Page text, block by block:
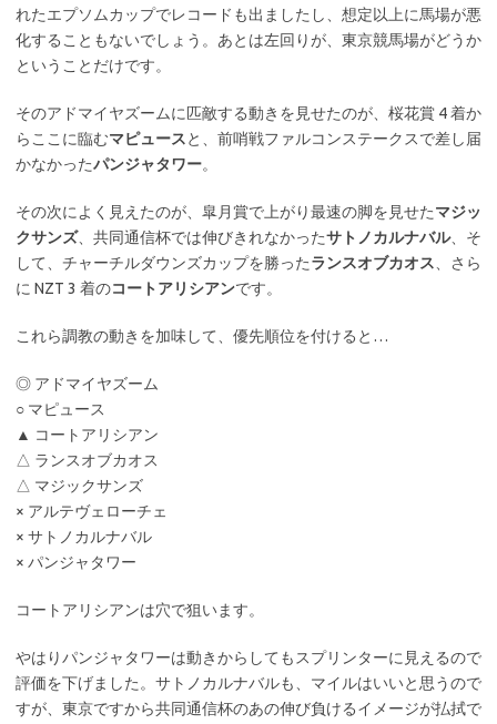
れたエプソムカップでレコードも出ましたし、想定以上に馬場が悪
化することもないでしょう。あとは左回りが、東京競馬場がどうか
ということだけです。
そのアドマイヤズームに匹敵する動きを見せたのが、桜花賞 4 着か
らここに臨むマピュースと、前哨戦ファルコンステークスで差し届
かなかったパンジャタワー。
その次によく見えたのが、皐月賞で上がり最速の脚を見せたマジッ
クサンズ、共同通信杯では伸びきれなかったサトノカルナバル、そ
して、チャーチルダウンズカップを勝ったランスオブカオス 、さら
に NZT 3 着のコートアリシアンです。
これら調教の動きを加味して、優先順位を付けると…
◎ アドマイヤズーム
○ マピュース
▲ コートアリシアン
△ ランスオブカオス
△ マジックサンズ
× アルテヴェローチェ
× サトノカルナバル
× パンジャタワー
コートアリシアンは穴で狙います。
やはりパンジャタワーは動きからしてもスプリンターに見えるので
評価を下げました。サトノカルナバルも、マイルはいいと思うので
すが、東京ですから共同通信杯のあの伸び負けるイメージが払拭で